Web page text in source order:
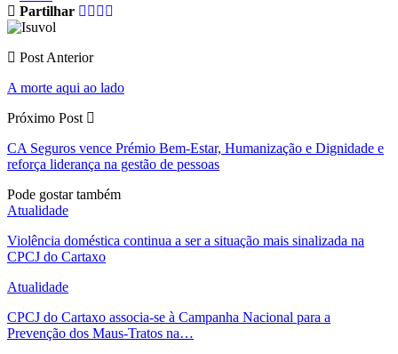
Partilhar
Post Anterior
A morte aqui ao lado
Próximo Post
CA Seguros vence Prémio Bem-Estar, Humanização e Dignidade e
reforça liderança na gestão de pessoas
Pode gostar também
Atualidade
Violência doméstica continua a ser a situação mais sinalizada na
CPCJ do Cartaxo
Atualidade
CPCJ do Cartaxo associa-se à Campanha Nacional para a
Prevenção dos Maus-Tratos na…